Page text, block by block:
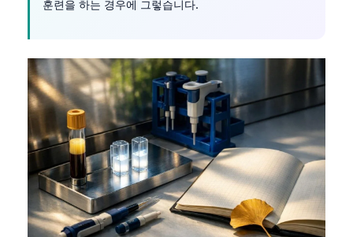
훈련을 하는 경우에 그렇습니다.